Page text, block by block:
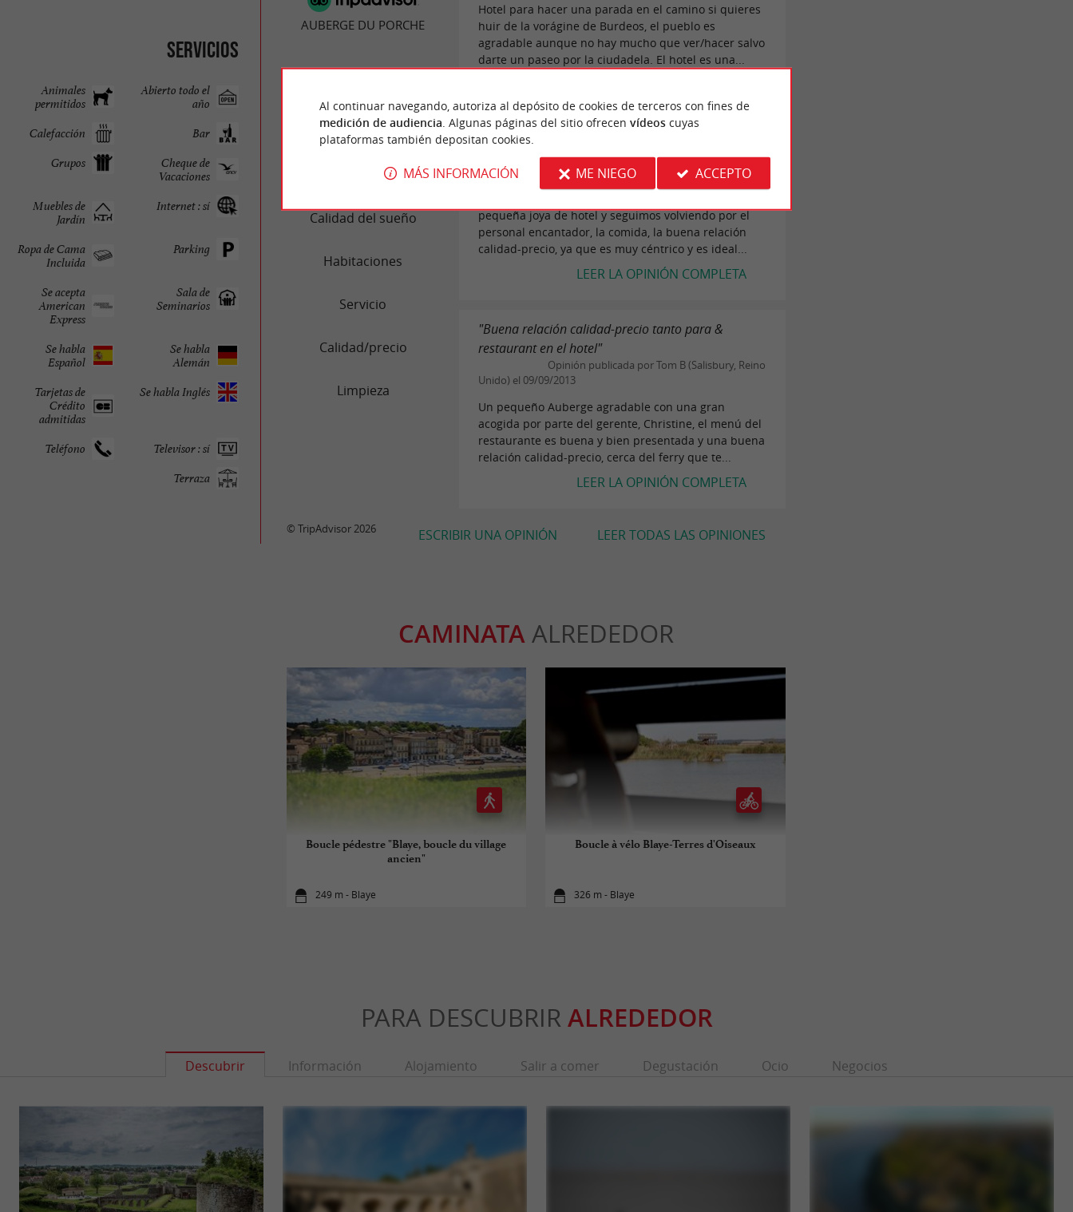
Servicios
Abierto todo el
año
Animales
permitidos
Bar
Calefacción
Cheque de
Vacaciones
Grupos
Internet : sí
Muebles de
Jardín
Parking
Ropa de Cama
Incluida
Sala de
Seminarios
Se acepta
American
Express
Se habla
Alemán
Se habla
Español
Se habla Inglés
Tarjetas de
Crédito
admitidas
Televisor : sí
Teléfono
Terraza
AUBERGE DU PORCHE
70 Opinión
RESUMEN DE OPINIONES
Ubicación
Calidad del sueño
Habitaciones
Servicio
Calidad/precio
Limpieza
Hotel para hacer una parada en el camino si quieres
huir de la vorágine de Burdeos, el pueblo es
agradable aunque no hay mucho que ver/hacer salvo
darte un paseo por la ciudadela. El hotel es una...
"Un hotel magnífico"
Opinión publicada por TineD209 (Godalming,
Reino Unido) el 18/08/2015
pequeña joya de hotel y seguimos volviendo por el
personal encantador, la comida, la buena relación
calidad-precio, ya que es muy céntrico y es ideal...
LEER LA OPINIÓN COMPLETA
"Buena relación calidad-precio tanto para &
restaurant en el hotel"
Opinión publicada por Tom B (Salisbury, Reino
Unido) el 09/09/2013
Un pequeño Auberge agradable con una gran
acogida por parte del gerente, Christine, el menú del
restaurante es buena y bien presentada y una buena
relación calidad-precio, cerca del ferry que te...
LEER LA OPINIÓN COMPLETA
LEER TODAS LAS OPINIONES
ESCRIBIR UNA OPINIÓN
© TripAdvisor 2026
CAMINATAALREDEDOR
Boucle pédestre "Blaye, boucle du village
ancien"
249 m - Blaye
Boucle à vélo Blaye-Terres d'Oiseaux
326 m - Blaye
PARA DESCUBRIR ALREDEDOR
Descubrir Información Alojamiento Salir a comer Degustación Ocio Negocios
Al continuar navegando, autoriza al depósito de cookies de terceros con fines de
medición de audiencia . Algunas páginas del sitio ofrecen vídeoscuyas
plataformas también depositan cookies.
MÁS INFORMACIÓN ME NIEGO ACCEPTO